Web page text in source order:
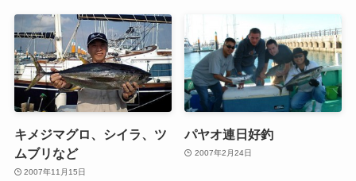
キメジマグロ、シイラ、ツ
ムブリなど
2007年11月15日
パヤオ連日好釣
2007年2月24日